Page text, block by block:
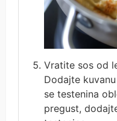
Vratite sos od
Dodajte
se testenina
pregust,